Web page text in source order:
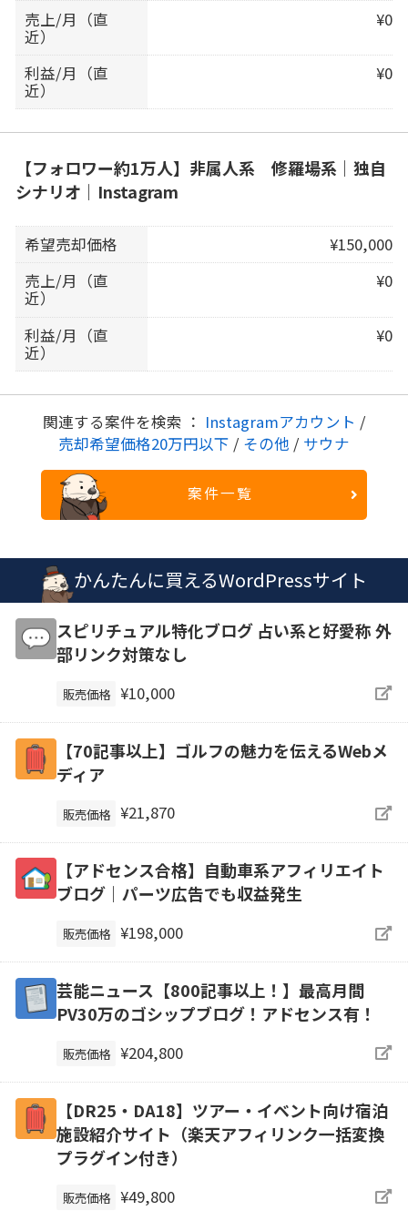
売上/月（直
近）
¥0
利益/月（直
近）
¥0
【フォロワー約1万人】非属人系 修羅場系｜独自
シナリオ｜Instagram
希望売却価格
¥150,000
売上/月（直
近）
¥0
利益/月（直
近）
¥0
関連する案件を検索 ： Instagramアカウント /
売却希望価格20万円以下 / その他 / サウナ
案件一覧
かんたんに買えるWordPressサイト
スピリチュアル特化ブログ 占い系と好愛称 外
部リンク対策なし
販売価格 ¥10,000
【70記事以上】ゴルフの魅力を伝えるWebメ
ディア
販売価格 ¥21,870
【アドセンス合格】自動車系アフィリエイト
ブログ｜パーツ広告でも収益発生
販売価格 ¥198,000
芸能ニュース【800記事以上！】最高月間
PV30万のゴシップブログ！アドセンス有！
販売価格 ¥204,800
【DR25・DA18】ツアー・イベント向け宿泊
施設紹介サイト（楽天アフィリンク一括変換
プラグイン付き）
販売価格 ¥49,800